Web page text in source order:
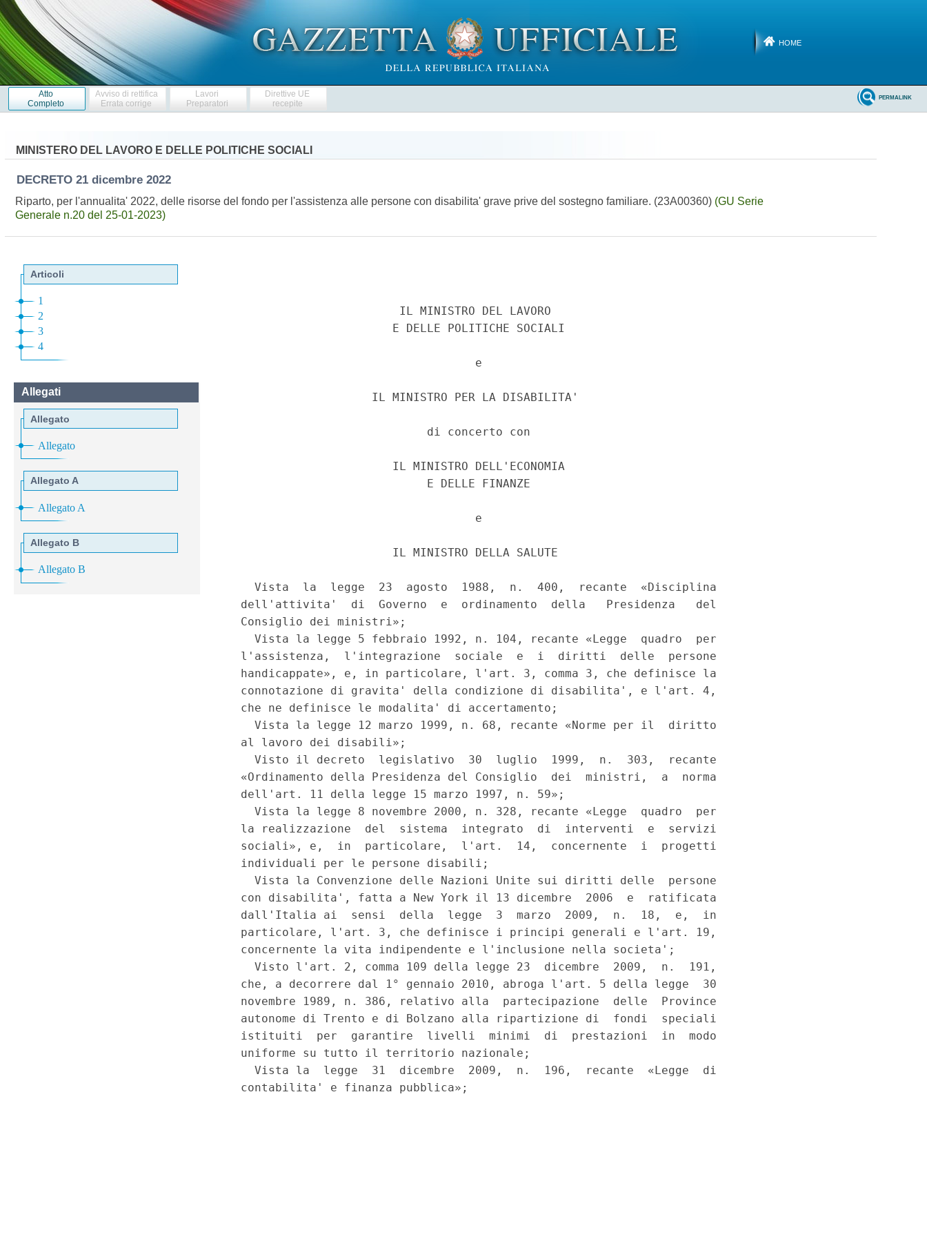
HOME
Atto
Completo
Avviso di rettifica
Errata corrige
Lavori
Preparatori
Direttive UE
recepite
PERMALINK
MINISTERO DEL LAVORO E DELLE POLITICHE SOCIALI
DECRETO 21 dicembre 2022
Riparto, per l'annualita' 2022, delle risorse del fondo per l'assistenza alle persone con disabilita' grave prive del sostegno familiare. (23A00360) (GU Serie
Generale n.20 del 25-01-2023)